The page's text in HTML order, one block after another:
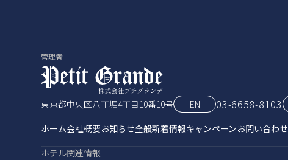
管理者
東京都中央区八丁堀4丁目10番10号 EN 03-6658-8103
ホーム会社概要お知らせ全般新着情報キャンペーンお問い合わせ
ホテル関連情報